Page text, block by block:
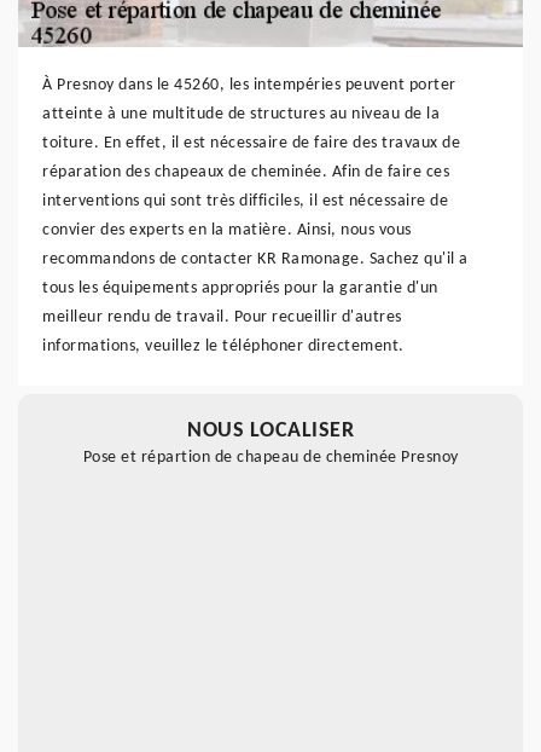
À Presnoy dans le 45260, les intempéries peuvent porter
atteinte à une multitude de structures au niveau de la
toiture. En effet, il est nécessaire de faire des travaux de
réparation des chapeaux de cheminée. Afin de faire ces
interventions qui sont très difficiles, il est nécessaire de
convier des experts en la matière. Ainsi, nous vous
recommandons de contacter KR Ramonage. Sachez qu'il a
tous les équipements appropriés pour la garantie d'un
meilleur rendu de travail. Pour recueillir d'autres
informations, veuillez le téléphoner directement.
NOUS LOCALISER
Pose et répartion de chapeau de cheminée Presnoy